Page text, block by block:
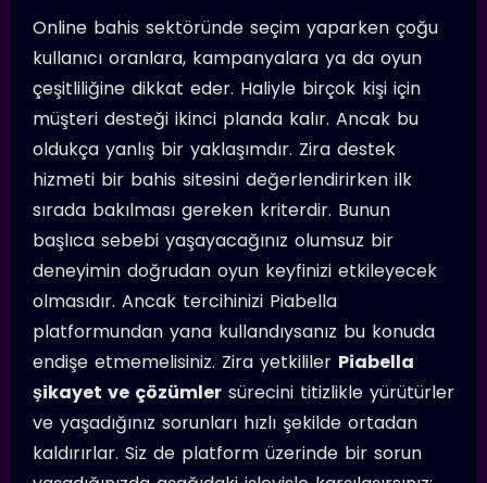
Online bahis sektöründe seçim yaparken çoğu
kullanıcı oranlara, kampanyalara ya da oyun
çeşitliliğine dikkat eder. Haliyle birçok kişi için
müşteri desteği ikinci planda kalır. Ancak bu
oldukça yanlış bir yaklaşımdır. Zira destek
hizmeti bir bahis sitesini değerlendirirken ilk
sırada bakılması gereken kriterdir. Bunun
başlıca sebebi yaşayacağınız olumsuz bir
deneyimin doğrudan oyun keyfinizi etkileyecek
olmasıdır. Ancak tercihinizi Piabella
platformundan yana kullandıysanız bu konuda
endişe etmemelisiniz. Zira yetkililer Piabella
şikayet ve çözümler sürecini titizlikle yürütürler
ve yaşadığınız sorunları hızlı şekilde ortadan
kaldırırlar. Siz de platform üzerinde bir sorun